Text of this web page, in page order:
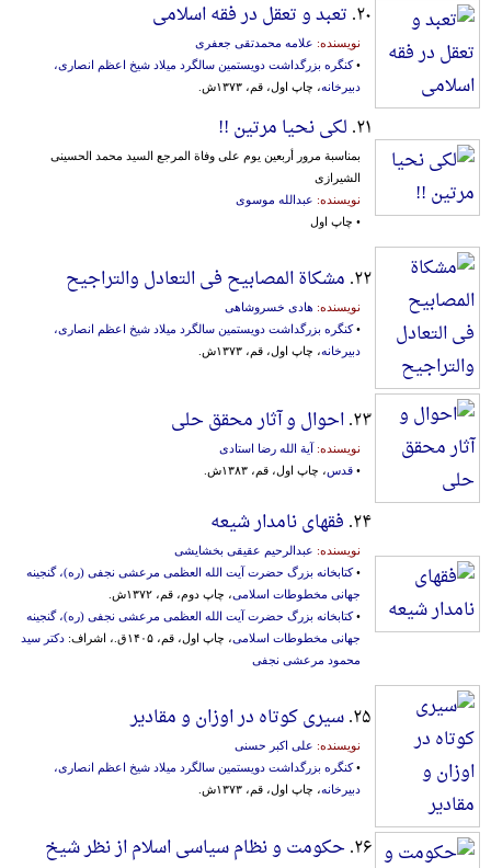
۲۰. تعبد و تعقل در فقه اسلامی
نویسنده: علامه محمدتقی جعفری
•کنگره بزرگداشت دویستمین سالگرد میلاد شیخ اعظم انصاری،
دبیرخانه، چاپ اول، قم، ۱۳۷۳ش.
۲۱. لکی نحیا مرتین !!
بمناسبة مرور أربعین یوم علی وفاة المرجع السید محمد الحسینی
الشیرازی
نویسنده: عبدالله موسوی
• چاپ اول
۲۲. مشکاة المصابیح فی التعادل والتراجیح
نویسنده: هادی خسروشاهی
•کنگره بزرگداشت دویستمین سالگرد میلاد شیخ اعظم انصاری،
دبیرخانه، چاپ اول، قم، ۱۳۷۳ش.
۲۳. احوال و آثار محقق حلی
نویسنده: آیة الله رضا استادی
• قدس، چاپ اول، قم، ۱۳۸۳ش.
۲۴. فقهای نامدار شیعه
نویسنده: عبدالرحیم عقیقی بخشایشی
•کتابخانه بزرگ حضرت آیت الله العظمی مرعشی نجفی (ره)، گنجینه
جهانی مخطوطات اسلامی، چاپ دوم، قم، ۱۳۷۲ش.
•کتابخانه بزرگ حضرت آیت الله العظمی مرعشی نجفی (ره)، گنجینه
جهانی مخطوطات اسلامی، چاپ اول، قم، ۱۴۰۵ق.، اشراف:
دکتر سید
محمود مرعشی نجفی
۲۵. سیری کوتاه در اوزان و مقادیر
نویسنده: علی اکبر حسنی
•کنگره بزرگداشت دویستمین سالگرد میلاد شیخ اعظم انصاری،
دبیرخانه، چاپ اول، قم، ۱۳۷۳ش.
۲۶. حکومت و نظام سیاسی اسلام از نظر شیخ